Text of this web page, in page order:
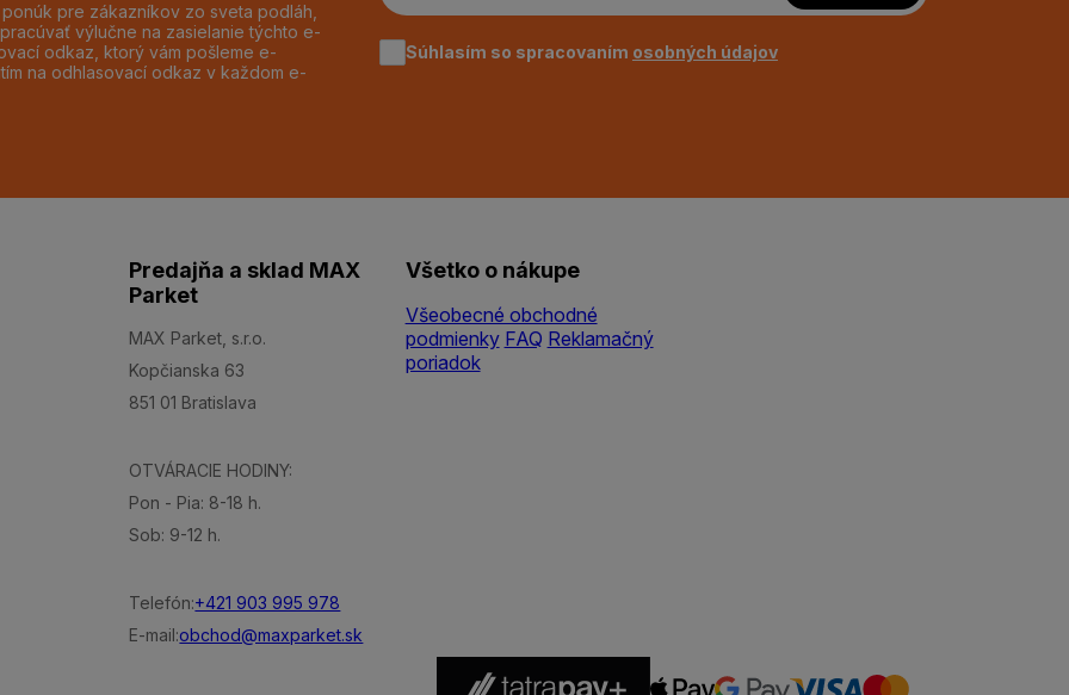
pre zákazníkov zo sveta podláh,
výlučne na zasielanie týchto e-
odkaz, ktorý vám pošleme e-
na odhlasovací odkaz v každom e-
Súhlasím so spracovaním osobných údajov
Predajňa a sklad MAX
Parket
MAX Parket, s.r.o.
Kopčianska 63
851 01 Bratislava
OTVÁRACIE HODINY:
Pon - Pia: 8-18 h.
Sob: 9-12 h.
Telefón:+421 903 995 978
E-mail:obchod@maxparket.sk
Všetko o nákupe
Všeobecné obchodné
podmienky FAQ Reklamačný
poriadok